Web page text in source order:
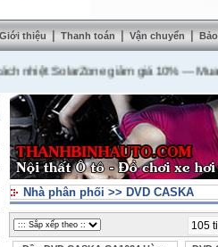
Giới thiệu | Thanh toán | Vận chuyển |
SolarZone giảm giá 10%---Mua
Nhà phân phối >> DVD CASKA
105